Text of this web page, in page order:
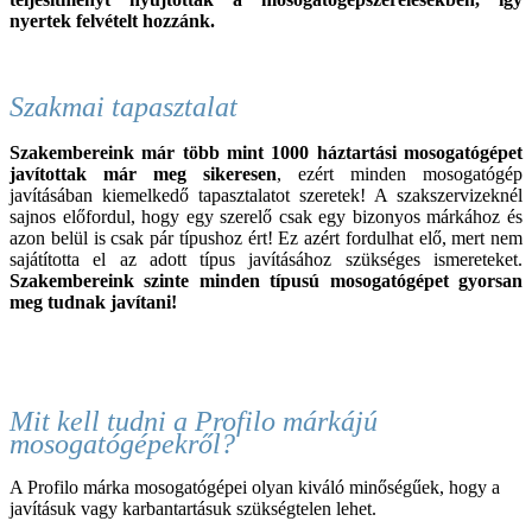
nyertek felvételt hozzánk.
Szakmai tapasztalat
Szakembereink már több mint 1000 háztartási mosogatógépet
javítottak már meg sikeresen, ezért minden mosogatógép
javításában kiemelkedő tapasztalatot szeretek! A szakszervizeknél
sajnos előfordul, hogy egy szerelő csak egy bizonyos márkához és
azon belül is csak pár típushoz ért! Ez azért fordulhat elő, mert nem
sajátította el az adott típus javításához szükséges ismereteket.
Szakembereink szinte minden típusú mosogatógépet gyorsan
meg tudnak javítani!
Mit kell tudni a Profilo márkájú
mosogatógépekről?
A Profilo márka mosogatógépei olyan kiváló minőségűek, hogy a
javításuk vagy karbantartásuk szükségtelen lehet.